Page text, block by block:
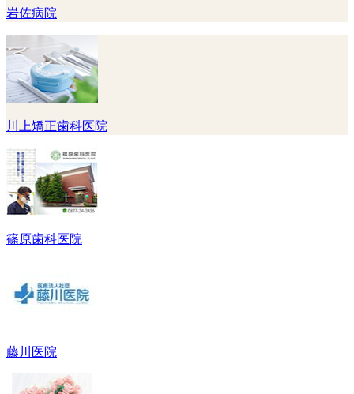
岩佐病院
川上矯正歯科医院
篠原歯科医院
藤川医院